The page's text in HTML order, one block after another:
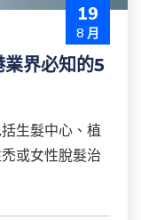
19
8 月
業界必知的5
生髮中心、植
或女性脫髮治